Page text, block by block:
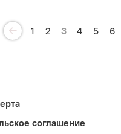
1 2 3 4 5 6
соглашение